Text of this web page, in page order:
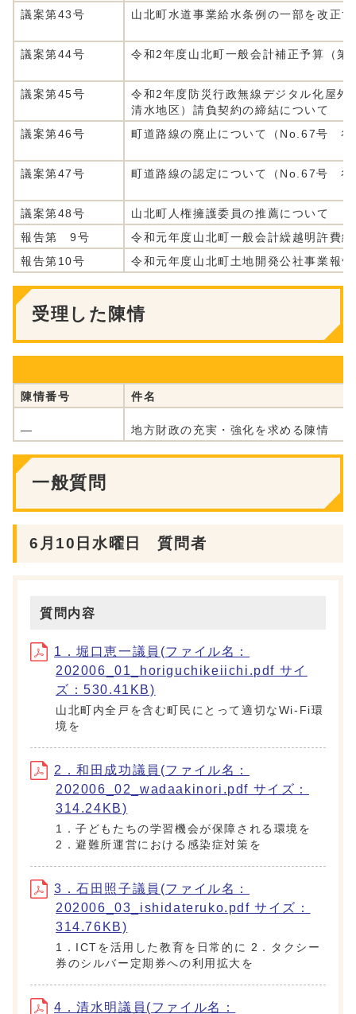
議案第43号 山北町水道事業給水条例の一部を改正
議案第44号 令和2年度山北町一般会計補正予算（第
議案第45号
令和2年度防災行政無線デジタル化屋外
清水地区）請負契約の締結について
議案第46号
町道路線の廃止について（No.67号 谷
議案第47号 町道路線の認定について（No.67号
議案第48号
山北町人権擁護委員の推薦について
報告第 9号
令和元年度山北町一般会計繰越明許費
報告第10号
令和元年度山北町土地開発公社事業報
受理した陳情
陳情番号 件名
― 地方財政の充実・強化を求める陳情
一般質問
6月10日水曜日 質問者
質問内容
1．堀口恵一議員(ファイル名：
202006_01_horiguchikeiichi.pdf サイ
ズ：530.41KB)
山北町内全戸を含む町民にとって適切なWi-Fi環
境を
2．和田成功議員(ファイル名：
202006_02_wadaakinori.pdf サイズ：
314.24KB)
1．子どもたちの学習機会が保障される環境を
2．避難所運営における感染症対策を
3．石田照子議員(ファイル名：
202006_03_ishidateruko.pdf サイズ：
314.76KB)
1．ICTを活用した教育を日常的に 2．タクシー
券のシルバー定期券への利用拡大を
4．清水明議員(ファイル名：